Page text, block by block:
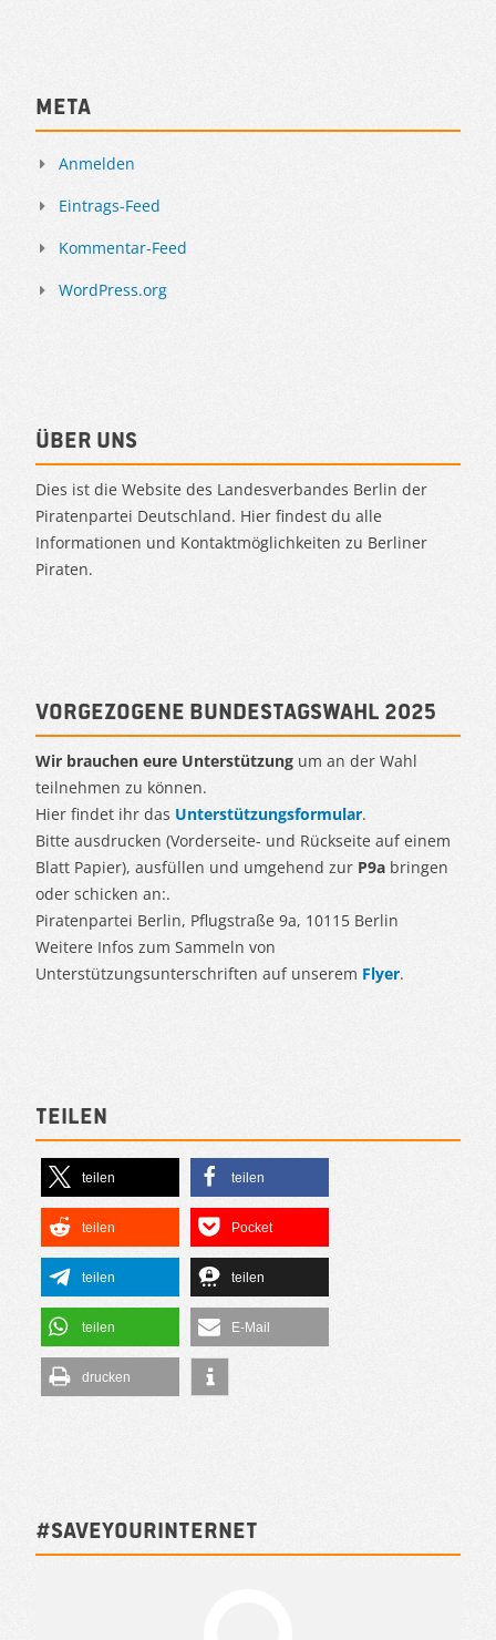
Meta
Anmelden
Eintrags-Feed
Kommentar-Feed
WordPress.org
Über uns
Dies ist die Website des Landesverbandes Berlin der
Piratenpartei Deutschland. Hier findest du alle
Informationen und Kontaktmöglichkeiten zu Berliner
Piraten.
Vorgezogene Bundestagswahl 2025
Wir brauchen eure Unterstützung um an der Wahl
teilnehmen zu können.
Hier findet ihr das Unterstützungsformular.
Bitte ausdrucken (Vorderseite- und Rückseite auf einem
Blatt Papier), ausfüllen und umgehend zur P9a bringen
oder schicken an:.
Piratenpartei Berlin, Pflugstraße 9a, 10115 Berlin
Weitere Infos zum Sammeln von
Unterstützungsunterschriften auf unserem Flyer.
Teilen
teilen teilen
teilen Pocket
teilen teilen
teilen E-Mail
drucken
#SAVEYOURINTERNET